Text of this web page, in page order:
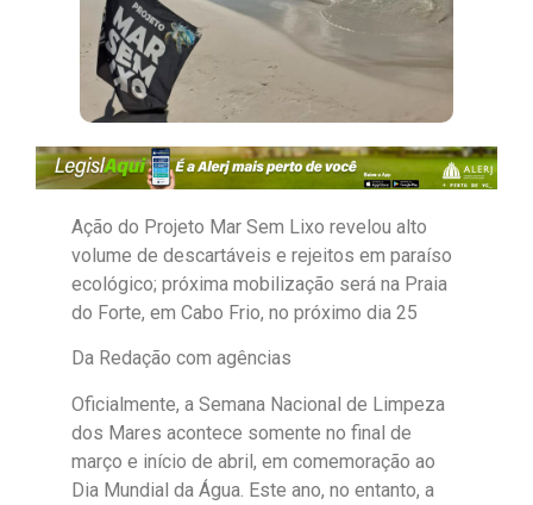
Ação do Projeto Mar Sem Lixo revelou alto
volume de descartáveis e rejeitos em paraíso
ecológico; próxima mobilização será na Praia
do Forte, em Cabo Frio, no próximo dia 25
Da Redação com agências
Oficialmente, a Semana Nacional de Limpeza
dos Mares acontece somente no final de
março e início de abril, em comemoração ao
Dia Mundial da Água. Este ano, no entanto, a